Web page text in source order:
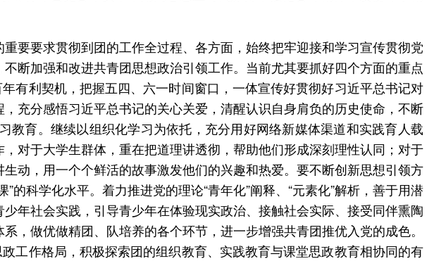
要要求贯彻到团的工作全过程、各方面，始终把牢迎接和学习宣传贯彻党
断加强和改进共青团思想政治引领工作。当前尤其要抓好四个方面的重点
有利契机，把握五四、六一时间窗口，一体宣传好贯彻好习近平总书记对
充分感悟习近平总书记的关心关爱，清醒认识自身肩负的历史使命，不断
育。继续以组织化学习为依托，充分用好网络新媒体渠道和实践育人载
对于大学生群体，重在把道理讲透彻，帮助他们形成深刻理性认同；对于
动，用一个个鲜活的故事激发他们的兴趣和热爱。要不断创新思想引领方
科学化水平。着力推进党的理论“青年化”阐释、“元素化”解析，善于用潜
年社会实践，引导青少年在体验现实政治、接触社会实际、接受同伴熏陶
，做优做精团、队培养的各个环节，进一步增强共青团推优入党的成色。
工作格局，积极探索团的组织教育、实践教育与课堂思政教育相协同的有